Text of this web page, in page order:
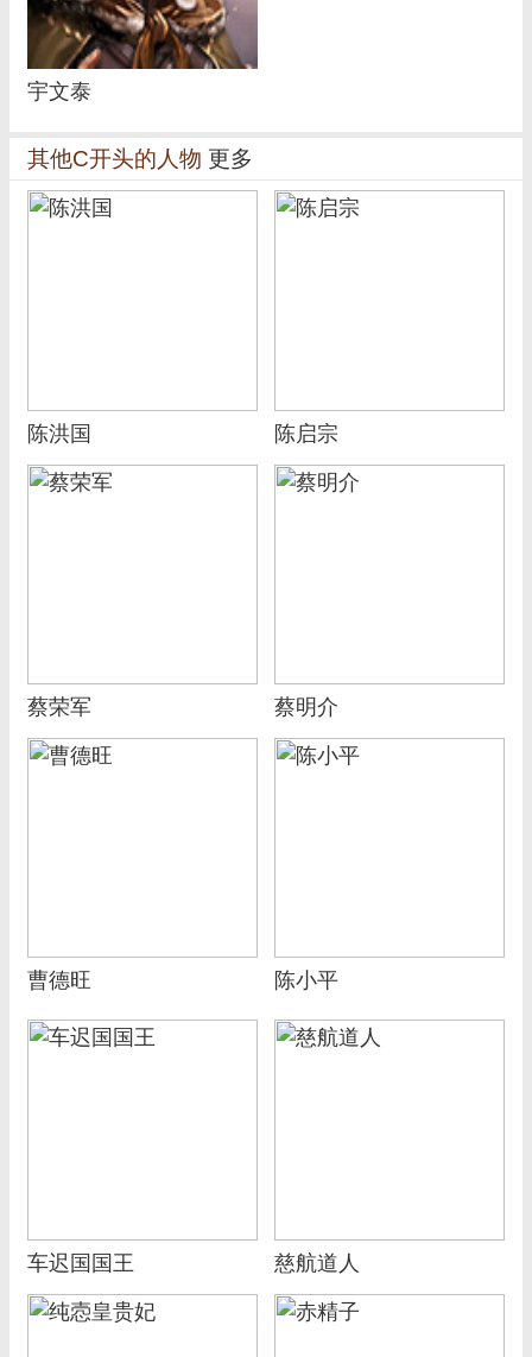
宇文泰
其他C开头的人物 更多
陈洪国 陈启宗
蔡荣军 蔡明介
曹德旺 陈小平
车迟国国王 慈航道人